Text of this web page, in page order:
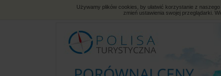
Używamy plików cookies, by ułatwić korzystanie z
zmień ustawienia swojej przeglądarki.